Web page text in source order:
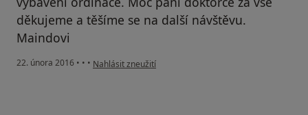
děkujeme a těšíme se na další návštěvu.
Maindovi
22. února 2016 • • • podle názoru uživatele Váš účet byl odstraněn
Nahlásit zneužití